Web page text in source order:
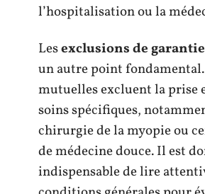
l’hospitalisation ou la
Lesexclusions de garantie
un autre point
mutuelles excluent la prise
soins spécifiques,
chirurgie de la myopie ou
de médecine douce. Il est
indispensable de lire